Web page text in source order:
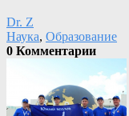
Dr. Z
Наука, Образование
0 Комментарии